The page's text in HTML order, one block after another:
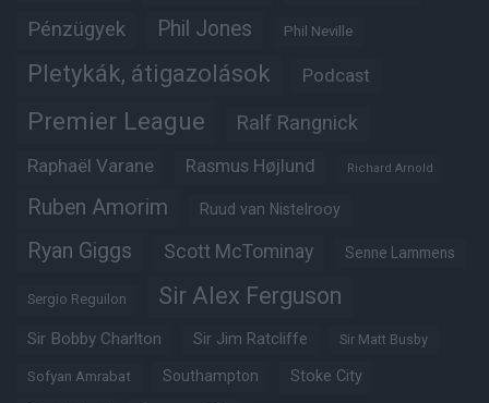
Pénzügyek Phil Jones Phil Neville
Pletykák, átigazolások Podcast
Premier League Ralf Rangnick
Raphaël Varane Rasmus Højlund Richard Arnold
Ruben Amorim Ruud van Nistelrooy
Ryan Giggs Scott McTominay Senne Lammens
Sergio Reguilon Sir Alex Ferguson
Sir Bobby Charlton Sir Jim Ratcliffe Sir Matt Busby
Sofyan Amrabat Southampton Stoke City